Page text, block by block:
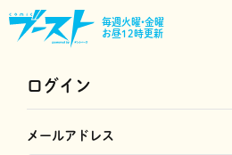
毎週火曜•金曜
お昼12時更新
ログイン
メールアドレス